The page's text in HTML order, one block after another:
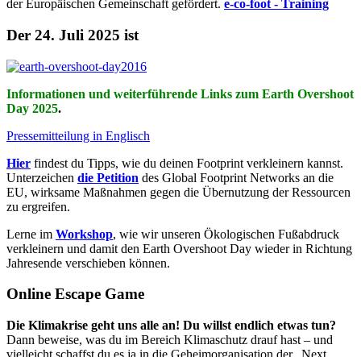
der Europäischen Gemeinschaft gefördert. e-co-foot - Training
Der 24. Juli 2025 ist
Informationen und weiterführende Links zum Earth Overshoot
Day 2025.
Pressemitteilung in Englisch
Hier findest du Tipps, wie du deinen Footprint verkleinern kannst.
Unterzeichen die Petition des Global Footprint Networks an die
EU, wirksame Maßnahmen gegen die Übernutzung der Ressourcen
zu ergreifen.
Lerne im Workshop, wie wir unseren Ökologischen Fußabdruck
verkleinern und damit den Earth Overshoot Day wieder in Richtung
Jahresende verschieben können.
Online Escape Game
Die Klimakrise geht uns alle an! Du willst endlich etwas tun?
Dann beweise, was du im Bereich Klimaschutz drauf hast – und
vielleicht schaffst du es ja in die Geheimorganisation der „Next